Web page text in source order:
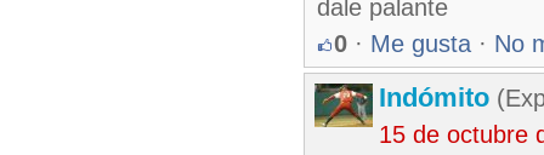
dale palante
0 · Me gusta · No
Indómito
15 de octubre